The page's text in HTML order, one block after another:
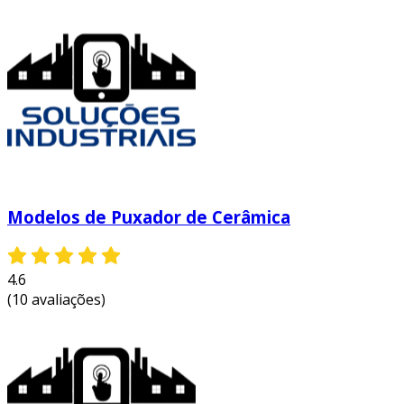
sua estética, mas também facilita a limpeza e
manutenção, essencial para ambientes
empresariais que exigem praticidade e
eficiência.
com um diâmetro padrão de 30mm, eles
oferecem compatibilidade universal, tornando a
Modelos de Puxador de Cerâmica
4.6
(10 avaliações)